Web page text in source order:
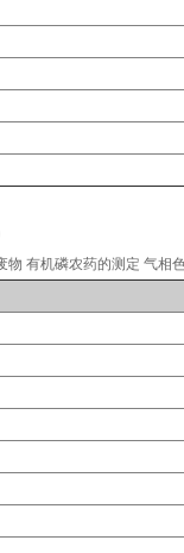
有机磷农药的测定 气相